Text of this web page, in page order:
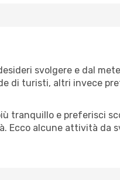
svolgere e dal
di turisti, altri invece
tranquillo e preferisci
Ecco alcune attività da